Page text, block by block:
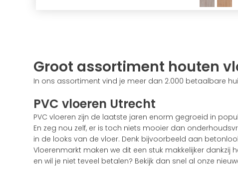
Groot assortiment houten
In ons assortiment vind je meer dan 2.000 betaalbare
PVC vloeren Utrecht
PVC vloeren zijn de laatste jaren enorm gegroeid in
En zeg nou zelf, er is toch niets mooier dan
in de looks van de vloer. Denk bijvoorbeeld aan
Vloerenmarkt maken we dit een stuk makkelijker
en wil je niet teveel betalen? Bekijk dan snel al onze